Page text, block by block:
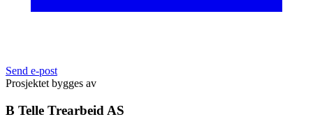
Send e-post
Prosjektet bygges av
B Telle Trearbeid AS